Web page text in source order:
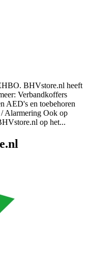
BHVstore.nl heeft
Verbandkoffers
AED's en toebehoren
Alarmering Ook op
op het...